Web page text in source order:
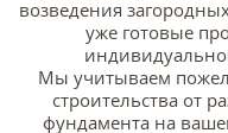
возведения
уже готовые
Мы учитываем
строительства от
фундамента на